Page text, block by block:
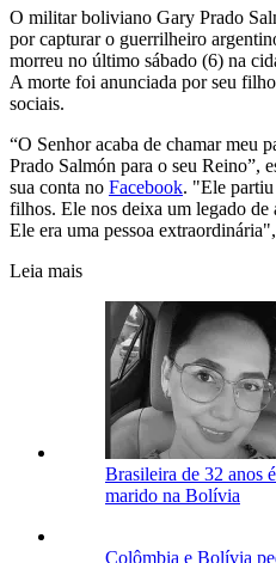
O militar boliviano Gary Prado
por capturar o guerrilheiro
morreu no último sábado (6) na
A morte foi anunciada por seu
sociais.
“O Senhor acaba de chamar meu
Prado Salmón para o seu Reino”,
sua conta no Facebook. "Ele partiu
filhos. Ele nos deixa um legado de
Ele era uma pessoa
Leia mais
Brasileira de 32 anos
marido na Bolívia
Colômbia e Bolívia